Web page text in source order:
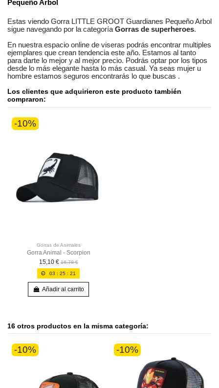
Pequeño Arbol
Estas viendo Gorra LITTLE GROOT Guardianes Pequeño Arbol
sigue navegando por la categoría Gorras de superheroes.
En nuestra espacio online de viseras podrás encontrar multiples
ejemplares que crean tendencia este año. Estamos al tanto
para darte lo mejor y al mejor precio. Podrás optar por los tipos
desde lo más elegante hasta lo más casual. Ya seas mujer u
hombre estamos seguros encontrarás lo que buscas .
Los clientes que adquirieron este producto también
compraron:
-10%
Gorras de Animales
Gorra Animal - Scorpion
15,10 € 16,78 €
03 :25 :20
Añadir al carrito
16 otros productos en la misma categoría:
-10% -10%